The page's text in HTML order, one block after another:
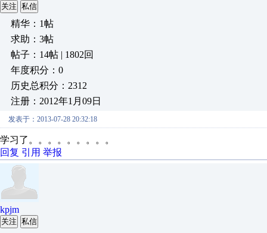
关注 私信
精华：1帖
求助：3帖
帖子：14帖 | 1802回
年度积分：0
历史总积分：2312
注册：2012年1月09日
发表于：2013-07-28 20:32:18
学习了。。。。。。。。。
回复 引用 举报
kpjm
关注 私信